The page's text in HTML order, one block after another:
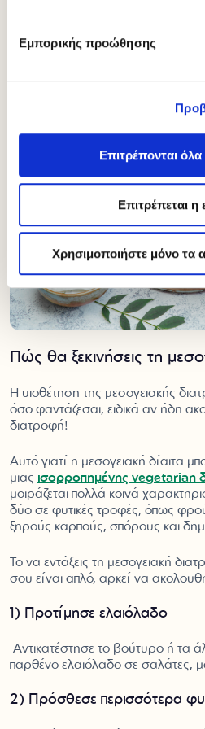
Εμπορικής προώθησης
Επιτρέπονται
Επιτρέπεται η
Χρησιμοποιήστε μόνο τα
Πώς θα ξεκινήσεις τη
Η υιοθέτηση της μεσογειακής
όσο φαντάζεσαι, ειδικά αν ήδη
διατροφή!
Αυτό γιατί η μεσογειακή δίαιτα
μιας ισορροπημένης vegetarian
μοιράζεται πολλά κοινά
δύο σε φυτικές τροφές, όπως
ξηρούς καρπούς, σπόρους και
Το να εντάξεις τη μεσογειακή
σου είναι απλό, αρκεί να
1) Προτίμησε ελαιόλαδο
Αντικατέστησε το βούτυρο ή τα
παρθένο ελαιόλαδο σε σαλάτες,
2) Πρόσθεσε περισσότερα